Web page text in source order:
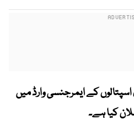
کے ایمرجنسی وارڈ میں
کیا ہے۔